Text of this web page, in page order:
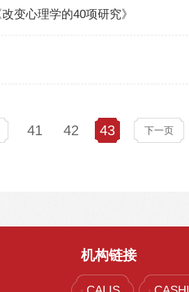
变心理学的40项研究》
41 42 43 下一页
机构链接